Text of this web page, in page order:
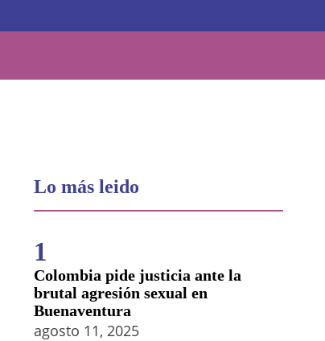
Lo más leido
1
Colombia pide justicia ante la
brutal agresión sexual en
Buenaventura
agosto 11, 2025